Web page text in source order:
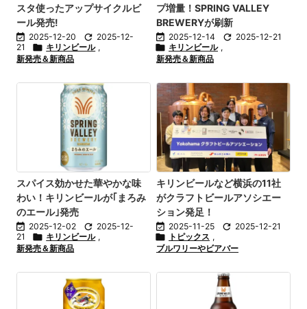
スタ使ったアップサイクルビ
ール発売!
 2025-12-20  2025-12-
21
 キリンビール ,
新発売＆新商品
プ増量！SPRING VALLEY
BREWERYが刷新
 2025-12-14  2025-12-21
 キリンビール ,
新発売＆新商品
スパイス効かせた華やかな味
わい！キリンビールが｢まろみ
のエール｣発売
 2025-12-02  2025-12-
21
 キリンビール ,
新発売＆新商品
キリンビールなど横浜の11社
がクラフトビールアソシエー
ション発足！
 2025-11-25  2025-12-21
 トピックス ,
ブルワリーやビアバー